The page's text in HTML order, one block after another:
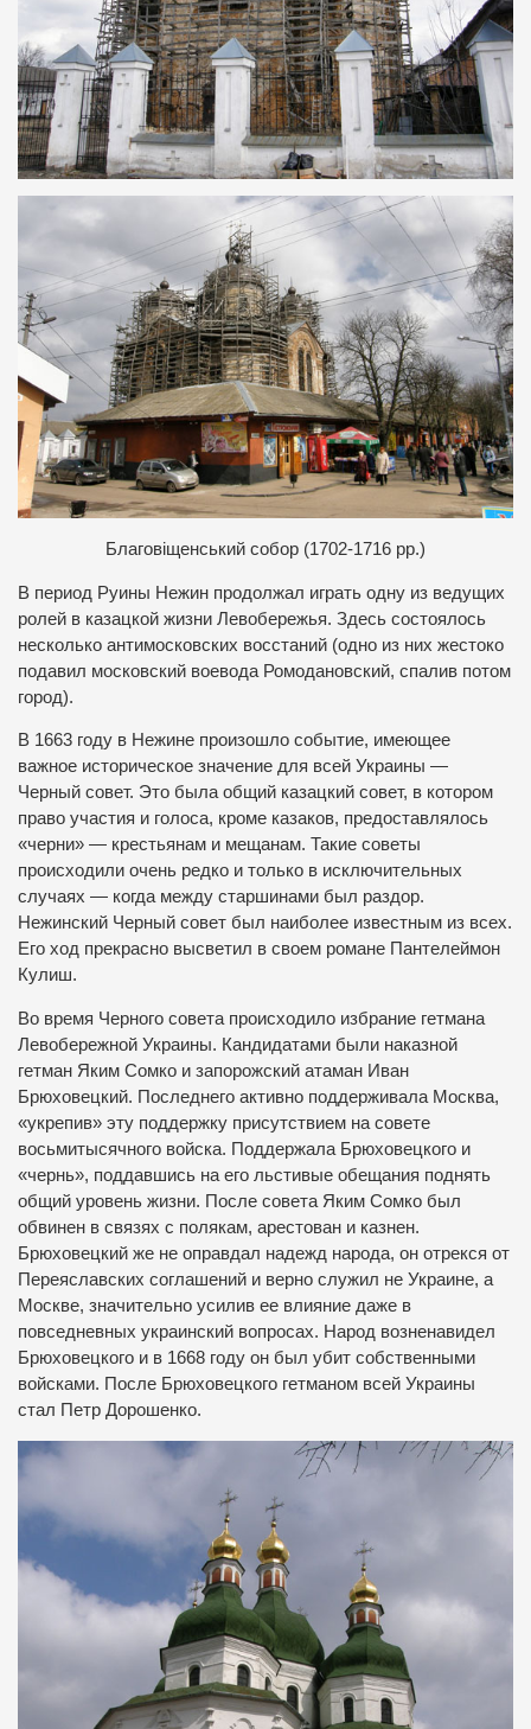
Благовіщенський собор (1702-1716 рр.)
В период Руины Нежин продолжал играть одну из ведущих
ролей в казацкой жизни Левобережья. Здесь состоялось
несколько антимосковских восстаний (одно из них жестоко
подавил московский воевода Ромодановский, спалив потом
город).
В 1663 году в Нежине произошло событие, имеющее
важное историческое значение для всей Украины —
Черный совет. Это была общий казацкий совет, в котором
право участия и голоса, кроме казаков, предоставлялось
«черни» — крестьянам и мещанам. Такие советы
происходили очень редко и только в исключительных
случаях — когда между старшинами был раздор.
Нежинский Черный совет был наиболее известным из всех.
Его ход прекрасно высветил в своем романе Пантелеймон
Кулиш.
Во время Черного совета происходило избрание гетмана
Левобережной Украины. Кандидатами были наказной
гетман Яким Сомко и запорожский атаман Иван
Брюховецкий. Последнего активно поддерживала Москва,
«укрепив» эту поддержку присутствием на совете
восьмитысячного войска. Поддержала Брюховецкого и
«чернь», поддавшись на его льстивые обещания поднять
общий уровень жизни. После совета Яким Сомко был
обвинен в связях с полякам, арестован и казнен.
Брюховецкий же не оправдал надежд народа, он отрекся от
Переяславских соглашений и верно служил не Украине, а
Москве, значительно усилив ее влияние даже в
повседневных украинский вопросах. Народ возненавидел
Брюховецкого и в 1668 году он был убит собственными
войсками. После Брюховецкого гетманом всей Украины
стал Петр Дорошенко.